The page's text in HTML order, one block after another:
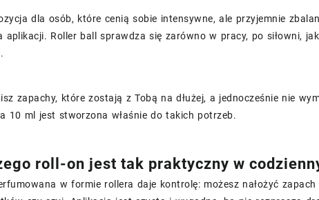
dla osób, które cenią sobie intensywne, ale przyjemnie
aplikacji. Roller ball sprawdza się zarówno w pracy, po siłowni,
zapachy, które zostają z Tobą na dłużej, a jednocześnie nie
10 ml jest stworzona właśnie do takich potrzeb.
roll-on jest tak praktyczny w
w formie rollera daje kontrolę: możesz nałożyć